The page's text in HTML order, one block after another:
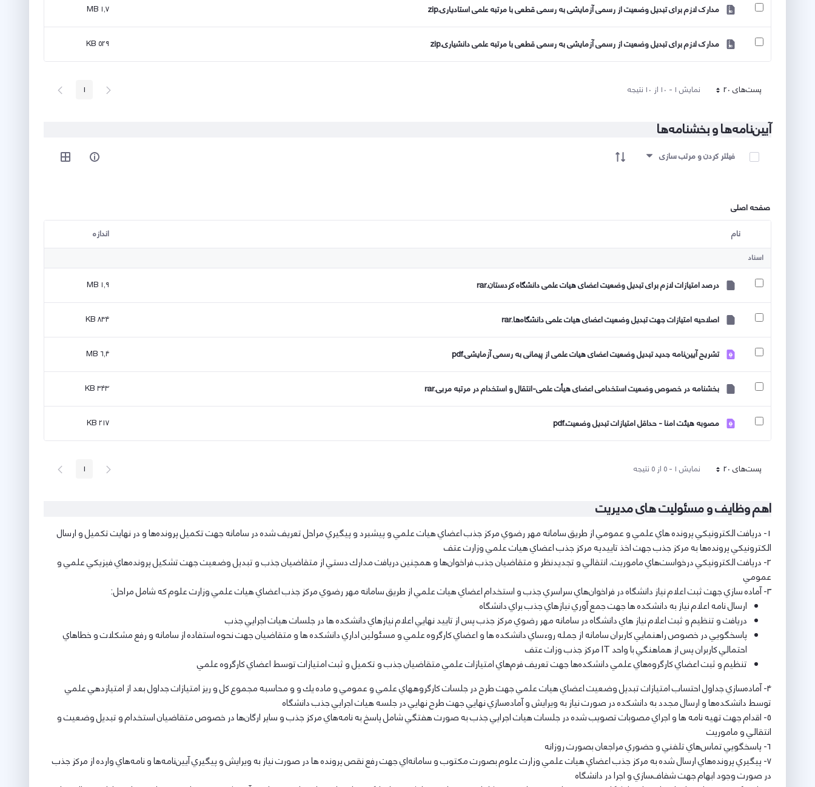
مدارک لازم برای تبدیل وضعیت از رسمی آزمایشی به رسمی قطعی با مرتبه علمی استادیاری.zip ۱٫۷ MB
مدارک لازم برای تبدیل وضعیت از رسمی آزمایشی به رسمی قطعی با مرتبه علمی دانشیاری.zip ۵۲۹ KB
پست‌‌های 20هر صفحه نمایش ۱ - ۱۰ از ۱۰ نتیجه پیغام
قبلی صفحه1 صفحه
بعد
آیین‌نامه‌ها و بخشنامه‌ها
آیتم ها را انتخاب کنید
فیلتر کردن و مرتب سازی
صفحه اصلی
کاربر انتخاب شده
نام اندازه
اسناد
درصد امتیازات لازم برای تبدیل وضعیت اعضای هیات علمی دانشگاه کردستان.rar ۱٫۹ MB
اصلاحیه امتیازات جهت تبدیل وضعیت اعضای هیات علمی دانشگاه‌ها.rar ۸۳۴ KB
تشریح آیین‌نامه جدید تبدیل وضعیت اعضای هیات علمی از پیمانی به رسمی آزمایشی.pdf ۶٫۴ MB
بخشنامه در خصوص وضعیت استخدامی اعضای هیأت علمی-انتقال و استخدام در مرتبه مربی​​​​​​.rar ۳۴۳ KB
مصوبه هیئت امنا - حداقل امتیازات تبدیل وضعیت.pdf ۲۱۷ KB
پست‌‌های 20هر صفحه نمایش ۱ - ۵ از ۵ نتیجه پیغام
قبلی صفحه1 صفحه
بعد
اهم وظایف و مسئولیت های مدیریت
1- دريافت الكترونيكي پرونده هاي علمي و عمومي از طريق سامانه مهر رضوي مركز جذب اعضاي هيات علمي و پيشبرد و پيگيري مراحل تعريف شده در سامانه جهت تكميل پرونده‌ها و در نهايت تكميل و ارسال
الكترونيكي پرونده‌ها به مركز جذب جهت اخذ تاييديه مركز جذب اعضاي هيات علمي وزارت عتف
2- دريافت الكترونيكي درخواست‌هاي ماموريت، انتقالي و تجديدنظر و متقاضيان جذب فراخوان‌ها و همچنين دريافت مدارك دستي از متقاضيان جذب و تبديل وضعيت جهت تشكيل پرونده‌هاي فيزيكي علمي و
عمومي
3- آماده سازي جهت ثبت اعلام نياز دانشگاه در فراخوان‌هاي سراسري جذب و استخدام اعضاي هيات علمي از طريق سامانه مهر رضوي مركز جذب اعضاي هيات علمي وزارت علوم كه شامل مراحل:
ارسال نامه اعلام نياز به دانشكده ها جهت جمع آوري نيازهاي جذب براي دانشگاه
دريافت و تنظيم و ثبت اعلام نياز هاي دانشگاه در سامانه مهر رضوي مركز جذب پس از تاييد نهايي اعلام نيازهاي دانشكده ها در جلسات هيات اجرايي جذب
پاسخگويي در خصوص راهنمايي كاربران سامانه از جمله روءساي دانشكده ها و اعضاي كارگروه علمي و مسئولين اداري دانشكده ها و متقاضيان جهت نحوه استفاده از سامانه و رفع مشكلات و خطاهاي
احتمالي كاربران پس از هماهنگي با واحد IT مركز جذب وزات عتف
تنظيم و ثبت اعضاي كارگروه‌هاي علمي دانشكده‌ها جهت تعريف فرم‌هاي امتيازات علمي متقاضيان جذب و تكميل و ثبت امتيازات توسط اعضاي كارگروه علمي
4- آماده‌سازي جداول احتساب امتيازات تبديل وضعيت اعضاي هيات علمي جهت طرح در جلسات كارگروههاي علمي و عمومي و ماده يك و و محاسبه مجموع كل و ريز امتيازات جداول بعد از امتيازدهي علمي
توسط دانشكده‌ها و ارسال مجدد به دانشكده در صورت نياز به ويرايش و آماده‌سازي نهايي جهت طرح نهايي در جلسه هيات اجرايي جذب دانشگاه
5- اقدام جهت تهيه نامه ها و اجراي مصوبات تصويب شده در جلسات هيات اجرايي جذب به صورت هفتگي شامل پاسخ به نامه‌هاي مركز جذب و ساير ارگان‌ها در خصوص متقاضيان استخدام و تبديل وضعيت و
انتقالي و ماموريت
6- پاسخگويي تماس‌هاي تلفني و حضوري مراجعان بصورت روزانه
7- پيگيري پرونده‌هاي ارسال شده به مركز جذب اعضاي هيات علمي وزارت علوم بصورت مكتوب و سامانه‌اي جهت رفع نقص پرونده ها در صورت نياز به ويرايش و پيگيري آيين‌نامه‌ها و نامه‌هاي وارده از مركز جذب
در صورت وجود ابهام جهت شفاف‌سازي و اجرا در دانشگاه